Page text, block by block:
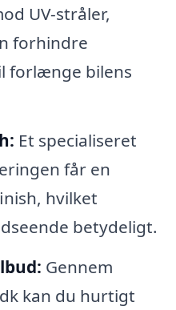
UV-stråler,
forhindre
forlænge bilens
Et specialiseret
får en
hvilket
betydeligt.
Gennem
kan du hurtigt